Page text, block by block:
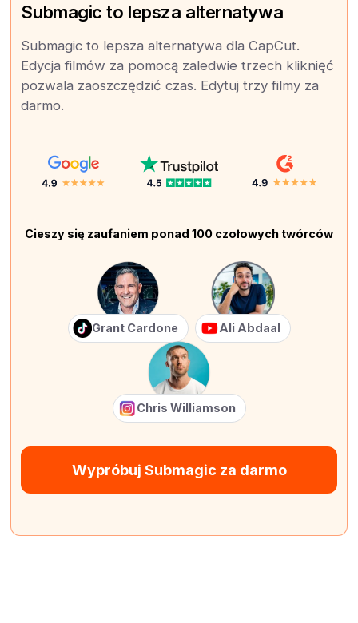
Submagic to lepsza alternatywa
Submagic to lepsza alternatywa dla CapCut.
Edycja filmów za pomocą zaledwie trzech kliknięć
pozwala zaoszczędzić czas. Edytuj trzy filmy za
darmo.
Cieszy się zaufaniem ponad 100 czołowych twórców
Grant Cardone Ali Abdaal
Chris Williamson
Wypróbuj Submagic za darmo